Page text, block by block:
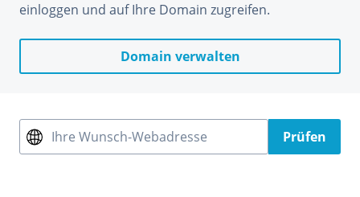
einloggen und auf Ihre Domain zugreifen.
Domain verwalten
Ihre Wunsch-Webadresse Prüfen